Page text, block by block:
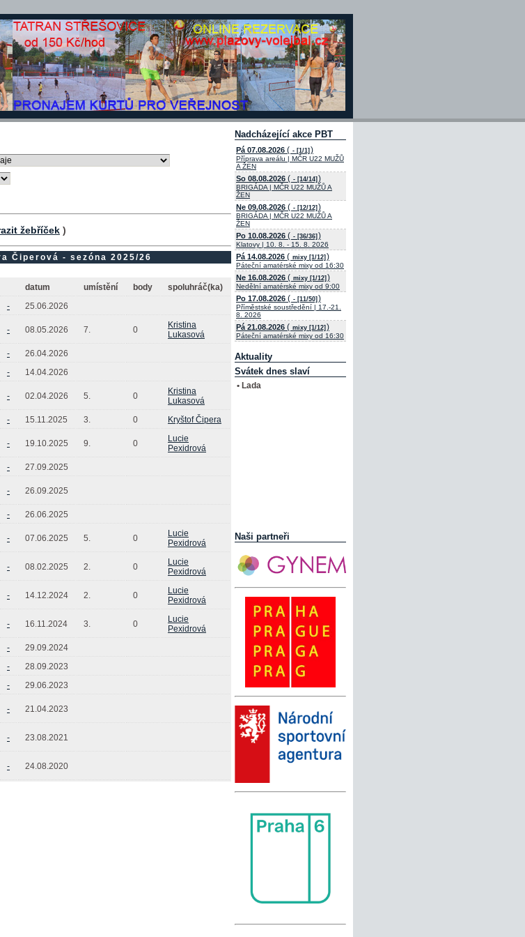
žebříček )
Čiperová - sezóna 2025/26
datum umístění body
spoluhráč(ka)
-
25.06.2026
- 08.05.2026 7. 0
Kristina
Lukasová
-
26.04.2026
-
14.04.2026
- 02.04.2026 5. 0
Kristina
Lukasová
- 15.11.2025 3. 0 Kryštof Čipera
- 19.10.2025 9. 0
Lucie
Pexidrová
-
27.09.2025
- 26.09.2025
- 26.06.2025
- 07.06.2025 5. 0
Lucie
Pexidrová
- 08.02.2025 2. 0
Lucie
Pexidrová
- 14.12.2024 2. 0
Lucie
Pexidrová
- 16.11.2024 3. 0
Lucie
Pexidrová
-
29.09.2024
-
28.09.2023
-
29.06.2023
- 21.04.2023
- 23.08.2021
- 24.08.2020
Nadcházející akce PBT
Pá 07.08.2026 ( - [1/1] )
Příprava areálu | MČR U22 MUŽŮ
A ŽEN
So 08.08.2026 ( - [14/14] )
BRIGÁDA | MČR U22 MUŽŮ A
ŽEN
Ne 09.08.2026 ( - [12/12] )
BRIGÁDA | MČR U22 MUŽŮ A
ŽEN
Po 10.08.2026 ( - [36/36] )
Klatovy | 10. 8. - 15. 8. 2026
Pá 14.08.2026 ( mixy [1/12] )
Páteční amatérské mixy od 16:30
Ne 16.08.2026 ( mixy [1/12] )
Nedělní amatérské mixy od 9:00
Po 17.08.2026 ( - [11/50] )
Příměstské soustředění | 17.-21.
8. 2026
Pá 21.08.2026 ( mixy [1/12] )
Páteční amatérské mixy od 16:30
Aktuality
Svátek dnes slaví
• Lada
Naši partneři